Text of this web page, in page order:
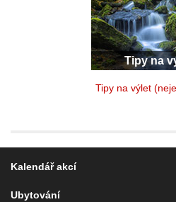
Tipy na
Tipy na výlet
Kalendář akcí
Ubytování